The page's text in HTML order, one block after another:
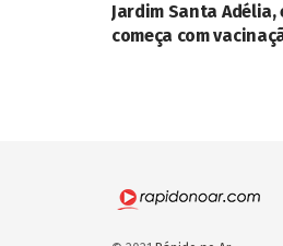
Jardim Santa Adélia,
começa com